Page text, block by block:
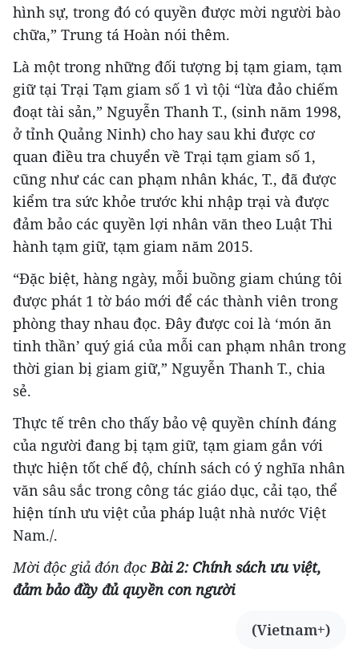
hình sự, trong đó có quyền được mời người bào
chữa,” Trung tá Hoàn nói thêm.
Là một trong những đối tượng bị tạm giam, tạm
giữ tại Trại Tạm giam số 1 vì tội “lừa đảo chiếm
đoạt tài sản,” Nguyễn Thanh T., (sinh năm 1998,
ở tỉnh Quảng Ninh) cho hay sau khi được cơ
quan điều tra chuyển về Trại tạm giam số 1,
cũng như các can phạm nhân khác, T., đã được
kiểm tra sức khỏe trước khi nhập trại và được
đảm bảo các quyền lợi nhân văn theo Luật Thi
hành tạm giữ, tạm giam năm 2015.
“Đặc biệt, hàng ngày, mỗi buồng giam chúng tôi
được phát 1 tờ báo mới để các thành viên trong
phòng thay nhau đọc. Đây được coi là ‘món ăn
tinh thần’ quý giá của mỗi can phạm nhân trong
thời gian bị giam giữ,” Nguyễn Thanh T., chia
sẻ.
Thực tế trên cho thấy bảo vệ quyền chính đáng
của người đang bị tạm giữ, tạm giam gắn với
thực hiện tốt chế độ, chính sách có ý nghĩa nhân
văn sâu sắc trong công tác giáo dục, cải tạo, thể
hiện tính ưu việt của pháp luật nhà nước Việt
Nam./.
Mời độc giả đón đọcBài 2: Chính sách ưu việt,
đảm bảo đầy đủ quyền con người
(Vietnam+)